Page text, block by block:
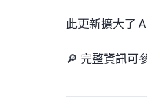
此更新擴大了
🔎 完整資訊可